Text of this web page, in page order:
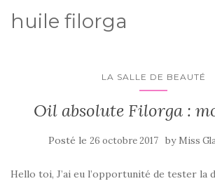
huile filorga
LA SALLE DE BEAUTÉ
Oil absolute Filorga :
Posté le 26 octobre 2017 by Miss
Hello toi, J’ai eu l’opportunité de tester la